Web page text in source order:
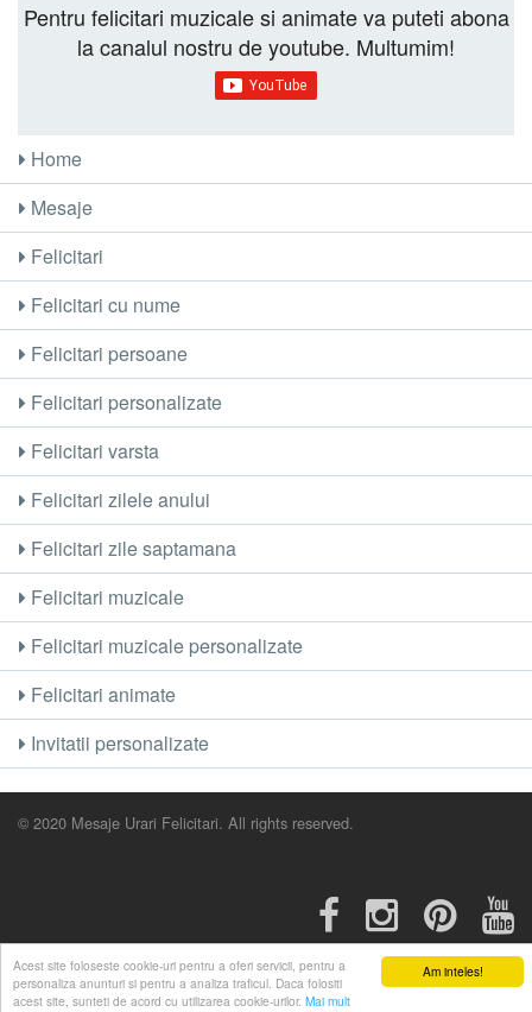
Am inteles!
Acest site foloseste cookie-uri pentru a oferi servicii, pentru a
personaliza anunturi si pentru a analiza traficul. Daca folositi
acest site, sunteti de acord cu utilizarea cookie-urilor. Mai mult
Pentru felicitari muzicale si animate va puteti abona
la canalul nostru de youtube. Multumim!
Home
Mesaje
Felicitari
Felicitari cu nume
Felicitari persoane
Felicitari personalizate
Felicitari varsta
Felicitari zilele anului
Felicitari zile saptamana
Felicitari muzicale
Felicitari muzicale personalizate
Felicitari animate
Invitatii personalizate
© 2020 Mesaje Urari Felicitari. All rights reserved.